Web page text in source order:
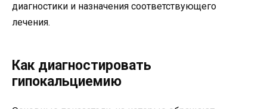
диагностики и назначения соответствующего
лечения.
Как диагностировать
гипокальциемию